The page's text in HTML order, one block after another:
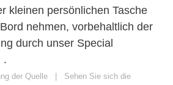
kleinen persönlichen Tasche
nehmen, vorbehaltlich der
durch unser Special
.
der Quelle | Sehen Sie sich die